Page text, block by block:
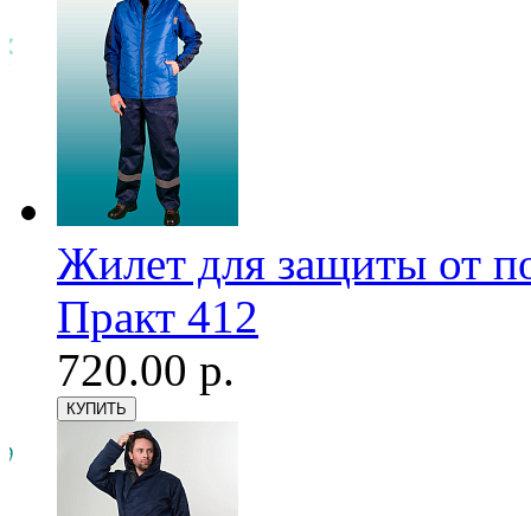
Жилет для защиты от
Практ 412
720.00 р.